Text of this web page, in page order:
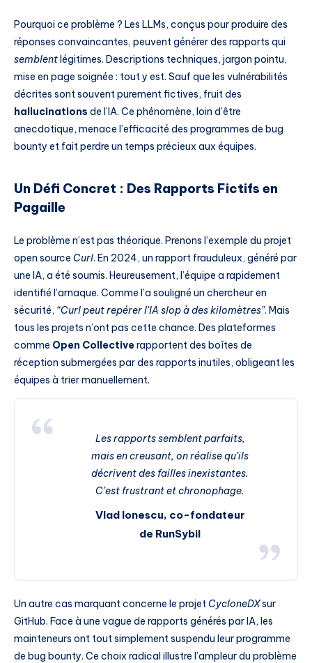
Pourquoi ce problème ? Les LLMs, conçus pour produire des
réponses convaincantes, peuvent générer des rapports qui
semblent légitimes. Descriptions techniques, jargon pointu,
mise en page soignée : tout y est. Sauf que les vulnérabilités
décrites sont souvent purement fictives, fruit des
hallucinations de l’IA. Ce phénomène, loin d’être
anecdotique, menace l’efficacité des programmes de bug
bounty et fait perdre un temps précieux aux équipes.
Un Défi Concret : Des Rapports Fictifs en
Pagaille
Le problème n’est pas théorique. Prenons l’exemple du projet
open source Curl. En 2024, un rapport frauduleux, généré par
une IA, a été soumis. Heureusement, l’équipe a rapidement
identifié l’arnaque. Comme l’a souligné un chercheur en
sécurité, “Curl peut repérer l’IA slop à des kilomètres”. Mais
tous les projets n’ont pas cette chance. Des plateformes
comme Open Collectiverapportent des boîtes de
réception submergées par des rapports inutiles, obligeant les
équipes à trier manuellement.
Les rapports semblent parfaits,
mais en creusant, on réalise qu’ils
décrivent des failles inexistantes.
C’est frustrant et chronophage.
Vlad Ionescu, co-fondateur
de RunSybil
Un autre cas marquant concerne le projetCycloneDXsur
GitHub. Face à une vague de rapports générés par IA, les
mainteneurs ont tout simplement suspendu leur programme
de bug bounty. Ce choix radical illustre l’ampleur du problème